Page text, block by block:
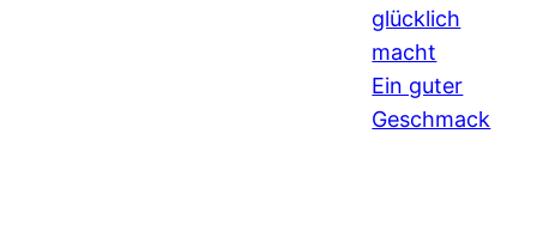
glücklich
macht
Ein guter
Geschmack